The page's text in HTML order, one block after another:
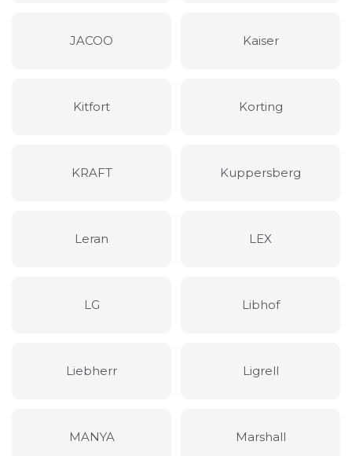
JACOO Kaiser
Kitfort Korting
KRAFT Kuppersberg
Leran LEX
LG Libhof
Liebherr Ligrell
MANYA Marshall